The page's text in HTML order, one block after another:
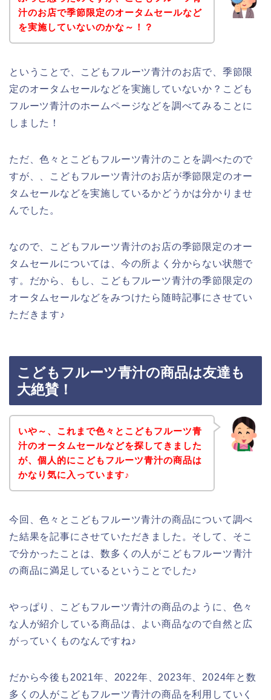
汁のお店で季節限定のオータムセールなど
を実施していないのかな～！？
ということで、こどもフルーツ青汁のお店で、季節限
定のオータムセールなどを実施していないか？こども
フルーツ青汁のホームページなどを調べてみることに
しました！
ただ、色々とこどもフルーツ青汁のことを調べたので
すが、、こどもフルーツ青汁のお店が季節限定のオー
タムセールなどを実施しているかどうかは分かりませ
んでした。
なので、こどもフルーツ青汁のお店の季節限定のオー
タムセールについては、今の所よく分からない状態で
す。だから、もし、こどもフルーツ青汁の季節限定の
オータムセールなどをみつけたら随時記事にさせてい
ただきます♪
こどもフルーツ青汁の商品は友達も
大絶賛！
いや～、これまで色々とこどもフルーツ青
汁のオータムセールなどを探してきました
が、個人的にこどもフルーツ青汁の商品は
かなり気に入っています♪
今回、色々とこどもフルーツ青汁の商品について調べ
た結果を記事にさせていただきました。そして、そこ
で分かったことは、数多くの人がこどもフルーツ青汁
の商品に満足しているということでした♪
やっぱり、こどもフルーツ青汁の商品のように、色々
な人が紹介している商品は、よい商品なので自然と広
がっていくものなんですね♪
だから今後も2021年、2022年、2023年、2024年と数
多くの人がこどもフルーツ青汁の商品を利用していく